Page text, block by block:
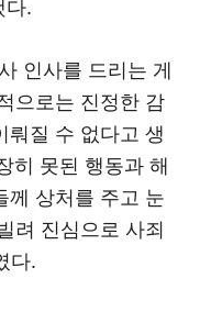
다.
인사를 드리는 게
으로는 진정한 감
뤄질 수 없다고 생
히 못된 행동과 해
께 상처를 주고 눈
려 진심으로 사죄
다.